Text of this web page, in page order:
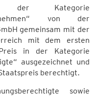
in der Kategorie
von der
gemeinsam mit der
mit dem ersten
in der Kategorie
ausgezeichnet und
berechtigt.
sowie